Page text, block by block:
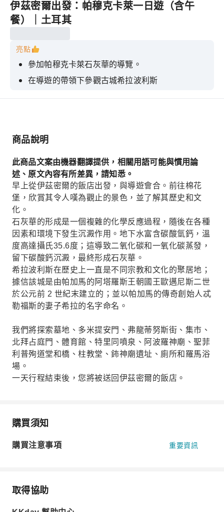
伊茲密爾出發：帕穆克卡萊一日遊（含午
餐）｜土耳其
亮點
參加帕穆克卡萊石灰華的導覽。
在導遊的帶領下參觀古城希拉波利斯
享用一頓美味的午餐
商品說明
此商品文案由機器翻譯提供，相關用語可能與慣用論
述、原文內容有所差異，請知悉。
早上從伊茲密爾的飯店出發，與導遊會合。前往棉花
堡，欣賞其令人嘆為觀止的景色，並了解其歷史和文
化。
石灰華的形成是一個複雜的化學反應過程，隨後在各種
因素和環境下發生沉澱作用。地下水富含碳酸氫鈣，溫
度高達攝氏35.6度；這導致二氧化碳和一氧化碳蒸發，
留下碳酸鈣沉澱，最終形成石灰華。
希拉波利斯在歷史上一直是不同宗教和文化的聚居地；
據信該城是由帕加馬的阿塔羅斯王朝國王歐邁尼斯二世
於公元前 2 世紀末建立的；並以帕加馬的傳奇創始人忒
勒福斯的妻子希拉的名字命名。
我們將探索墓地、多米提安門、弗龍蒂努斯街、集市、
北拜占庭門、體育館、特里同噴泉、阿波羅神廟、聖菲
利普殉道堂和橋、柱教堂、鈽神廟遺址、廁所和羅馬浴
場。
一天行程結束後，您將被送回伊茲密爾的飯店。
購買須知
購買注意事項 重要資訊
取得協助